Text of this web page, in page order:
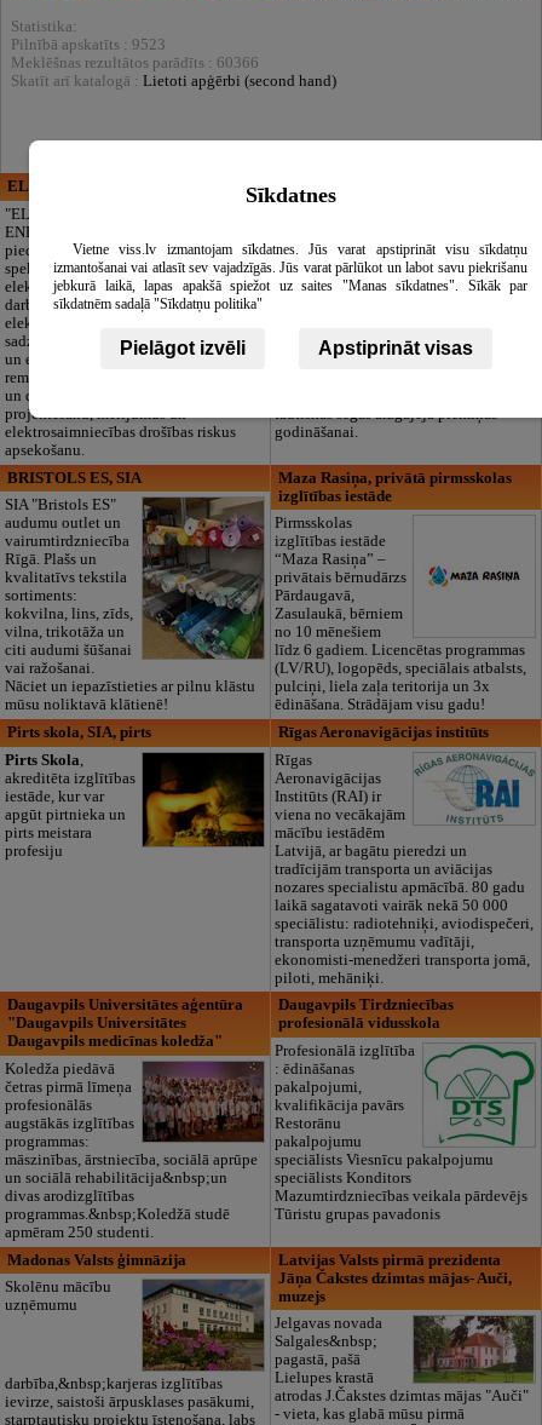
Statistika:
Pilnībā apskatīts : 9523
Meklēšnas rezultātos parādīts : 60366
Skatīt arī katalogā : Lietoti apģērbi (second hand)
ELECTRIC ENERGY
"ELECTRIC
ENERGY Kandava"
piedāvā pilna
spektra
elektromontāžas
darbus,
elektroinstalācijas,
sadzīves tehnikas
un elektronikas
remontu, vājstrāvas
un drošības sistēmu izbūvi, kā arī
projektēšanu, mērījumus un
elektrosaimniecības drošības riskus
apsekošanu.
CĒSU APBEDĪŠANAS
PAKALPOJUMI, SIA
bez liekām raizēm.
Mēs parūpēsimies
par visu — no
dokumentu
noformēšanas līdz transportam un
tautiskās segas aizgājēja piemiņas
godināšanai.
BRISTOLS ES, SIA
SIA "Bristols ES"
audumu outlet un
vairumtirdzniecība
Rīgā. Plašs un
kvalitatīvs tekstila
sortiments:
kokvilna, lins, zīds,
vilna, trikotāža un
citi audumi šūšanai
vai ražošanai.
Nāciet un iepazīstieties ar pilnu klāstu
mūsu noliktavā klātienē!
Maza Rasiņa, privātā pirmsskolas
izglītības iestāde
Pirmsskolas
izglītības iestāde
“Maza Rasiņa” –
privātais bērnudārzs
Pārdaugavā,
Zasulaukā, bērniem
no 10 mēnešiem
līdz 6 gadiem. Licencētas programmas
(LV/RU), logopēds, speciālais atbalsts,
pulciņi, liela zaļa teritorija un 3x
ēdināšana. Strādājam visu gadu!
Pirts skola, SIA, pirts
Pirts Skola
akreditēta izglītības
iestāde, kur var
apgūt pirtnieka un
pirts meistara
profesiju
Rīgas Aeronavigācijas institūts
Rīgas
Aeronavigācijas
Institūts (RAI) ir
viena no vecākajām
mācību iestādēm
Latvijā, ar bagātu pieredzi un
tradīcijām transporta un aviācijas
nozares specialistu apmācībā. 80 gadu
laikā sagatavoti vairāk nekā 50 000
speciālistu: radiotehniķi, aviodispečeri,
transporta uzņēmumu vadītāji,
ekonomisti-menedžeri transporta jomā,
piloti, mehāniķi.
Daugavpils Universitātes aģentūra
"Daugavpils Universitātes
Daugavpils medicīnas koledža"
Koledža piedāvā
četras pirmā līmeņa
profesionālās
augstākās izglītības
programmas:
māszinības, ārstniecība, sociālā aprūpe
un sociālā rehabilitācija&nbsp;un
divas arodizglītības
programmas.&nbsp;Koledžā studē
apmēram 250 studenti.
Daugavpils Tirdzniecības
profesionālā vidusskola
Profesionālā izglītība
: ēdināšanas
pakalpojumi,
kvalifikācija pavārs
Restorānu
pakalpojumu
speciālists Viesnīcu pakalpojumu
speciālists Konditors
Mazumtirdzniecības veikala pārdevējs
Tūristu grupas pavadonis
Madonas Valsts ģimnāzija
Skolēnu mācību
uzņēmumu
darbība,&nbsp;karjeras izglītības
ievirze, saistoši ārpusklases pasākumi,
starptautisku projektu īstenošana, labs
Latvijas Valsts pirmā prezidenta
Jāņa Čakstes dzimtas mājas- Auči,
muzejs
Jelgavas novada
Salgales&nbsp;
pagastā, pašā
Lielupes krastā
atrodas J.Čakstes dzimtas mājas "Auči"
- vieta, kas glabā mūsu pirmā
Sīkdatnes
Vietne viss.lv izmantojam sīkdatnes. Jūs varat apstiprināt visu sīkdatņu
izmantošanai vai atlasīt sev vajadzīgās. Jūs varat pārlūkot un labot savu piekrišanu
jebkurā laikā, lapas apakšā spiežot uz saites "Manas sīkdatnes". Sīkāk par
sīkdatnēm sadaļā "Sīkdatņu politika"
Pielāgot izvēli Apstiprināt visas